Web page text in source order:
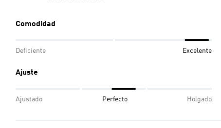
Comodidad
Deficiente Excelente
Ajuste
Ajustado Perfecto Holgado